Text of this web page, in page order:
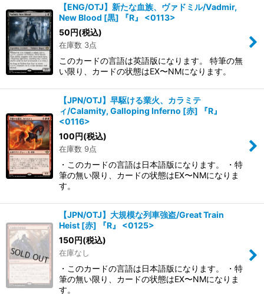
【ENG/OTJ】新たな血族、ヴァドミル/Vadmir,
New Blood [黒] 『R』 <0113>
50円(税込)
在庫数 3点
このカードの言語は英語版になります。 特筆の無
い限り、カードの状態はEX〜NMになります。
【JPN/OTJ】早駆ける業火、カラミテ
ィ/Calamity, Galloping Inferno [赤] 『R』
<0116>
100円(税込)
在庫数 9点
・このカードの言語は日本語版になります。 ・特
筆の無い限り、カードの状態はEX〜NMになりま
す。
【JPN/OTJ】大規模な列車強盗/Great Train
Heist [赤] 『R』 <0125>
150円(税込)
在庫なし
・このカードの言語は日本語版になります。 ・特
筆の無い限り、カードの状態はEX〜NMになりま
す。